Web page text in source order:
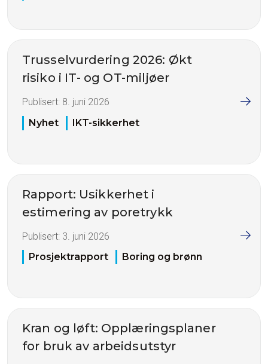
Trusselvurdering 2026: Økt
risiko i IT- og OT-miljøer
Publisert: 8. juni 2026
Nyhet
IKT-sikkerhet
Rapport: Usikkerhet i
estimering av poretrykk
Publisert: 3. juni 2026
Prosjektrapport
Boring og brønn
Kran og løft: Opplæringsplaner
for bruk av arbeidsutstyr